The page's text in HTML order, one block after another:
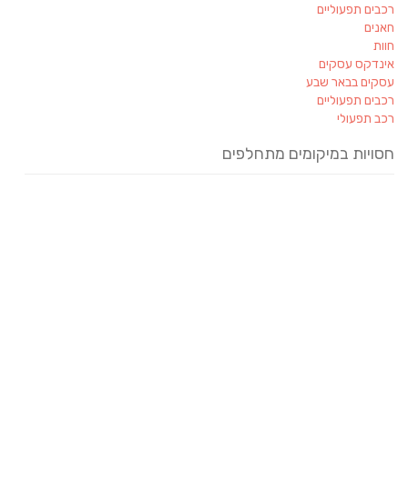
רכבים תפעוליים
חאנים
חוות
אינדקס עסקים
עסקים בבאר שבע
רכבים תפעוליים
רכב תפעולי
חסויות במיקומים מתחלפים